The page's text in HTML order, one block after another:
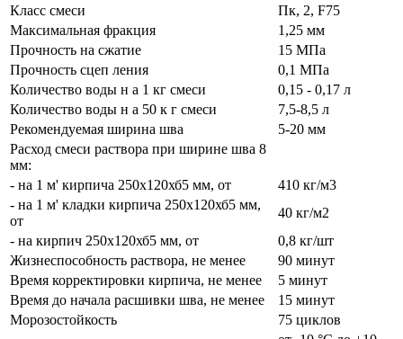
Класс смеси
Пк, 2, F75
Максимальная фракция
1,25 мм
Прочность на сжатие
15 МПа
Прочность сцеп ления
0,1 МПа
Количество воды н а 1 кг смеси
0,15 - 0,17 л
Количество воды н а 50 к г смеси
7,5-8,5 л
Рекомендуемая ширина шва
5-20 мм
Расход смеси раствора при ширине шва 8
мм:
- на 1 м' кирпича 250х120хб5 мм, от
410 кг/м3
- на 1 м' кладки кирпича 250х120хб5 мм,
от
40 кг/м2
- на кирпич 250х120хб5 мм, от
0,8 кг/шт
Жизнеспособность раствора, не менее
90 минут
Время корректировки кирпича, не менее
5 минут
Время до начала расшивки шва, не менее
15 минут
Морозостойкость
75 циклов